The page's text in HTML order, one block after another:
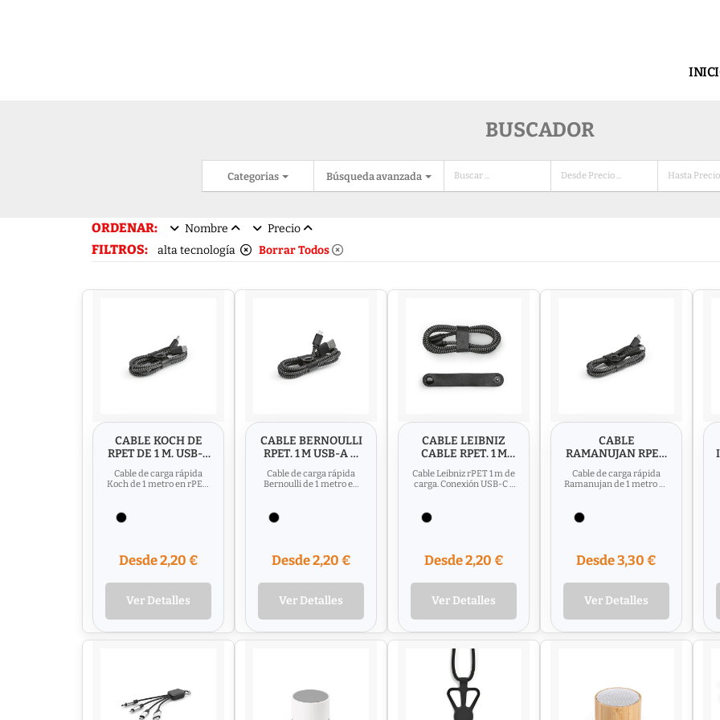
BUSCADOR
Categorias Búsqueda avanzada
ORDENAR: Nombre Precio
FILTROS: alta tecnología Borrar Todos
CABLE KOCH DE
RPET DE 1 M. USB-C
A USB-C. CARGA
RÁPIDA
Cable de carga rápida
Koch de 1 metro en rPET.
Desde 2,20 €
Ver Detalles
CABLE BERNOULLI
RPET. 1 M USB-A A
LIGHTNING
Cable de carga rápida
Bernoulli de 1 metro en
Desde 2,20 €
Ver Detalles
CABLE LEIBNIZ
CABLE RPET. 1 M
USB-C A USB-A
Cable Leibniz rPET 1 m de
carga. Conexión USB-C a
Desde 2,20 €
Ver Detalles
CABLE
RAMANUJAN RPET.
1 M USB-C A
LIGHTNING.
CARGA RÁPIDA
Cable de carga rápida
Ramanujan de 1 metro en
Desde 3,30 €
Ver Detalles